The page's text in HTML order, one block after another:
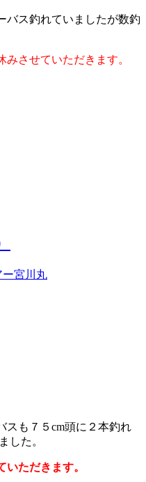
バス釣れていましたが数釣
させていただきます。
ー宮川丸
スも７５cm頭に２本釣れ
した。
ただきます。